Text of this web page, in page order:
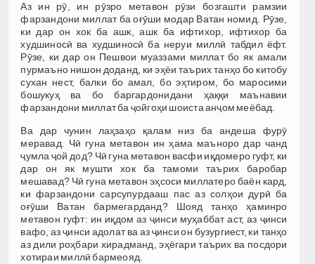
Аз ин рӯ, ин рӯзро метавон рӯзи бозгашти рамзии
фарзандони миллат ба оғӯши модар Ватан номид. Рӯзе,
ки дар он хок ба ашк, ашк ба ифтихор, ифтихор ба
худшиносӣ ва худшиносӣ ба неруи миллӣ табдил ёфт.
Рӯзе, ки дар он Пешвои муаззами миллат бо як амали
пурмаъно нишон доданд, ки эҳёи таърих танҳо бо китобу
сухан нест, балки бо амал, бо эҳтиром, бо маросими
бошукуҳ ва бо баргардонидани ҳаққи маънавии
фарзандони миллат ба ҷойгоҳи шоиста анҷом меёбад.
Ва дар чунин лаҳзаҳо қалам низ ба андеша фурӯ
меравад. Чӣ гуна метавон ин ҳама маъноро дар чанд
ҷумла ҷой дод? Чӣ гуна метавон васфи иқдомеро гуфт, ки
дар он як мушти хок ба тамоми таърих баробар
мешавад? Чӣ гуна метавон эҳсоси миллатеро баён кард,
ки фарзандони сарсупурдааш пас аз солҳои дурӣ ба
оғӯши Ватан бармегарданд? Шояд танҳо ҳаминро
метавон гуфт: ин иқдом аз ҷинси муҳаббат аст, аз ҷинси
вафо, аз ҷинси адолат ва аз ҷинси он бузургиест, ки танҳо
аз дили роҳбари хирадманд, эҳёгари таърих ва посдори
хотираи миллӣ бармеояд.